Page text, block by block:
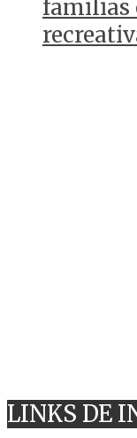
familias
LINKS DE